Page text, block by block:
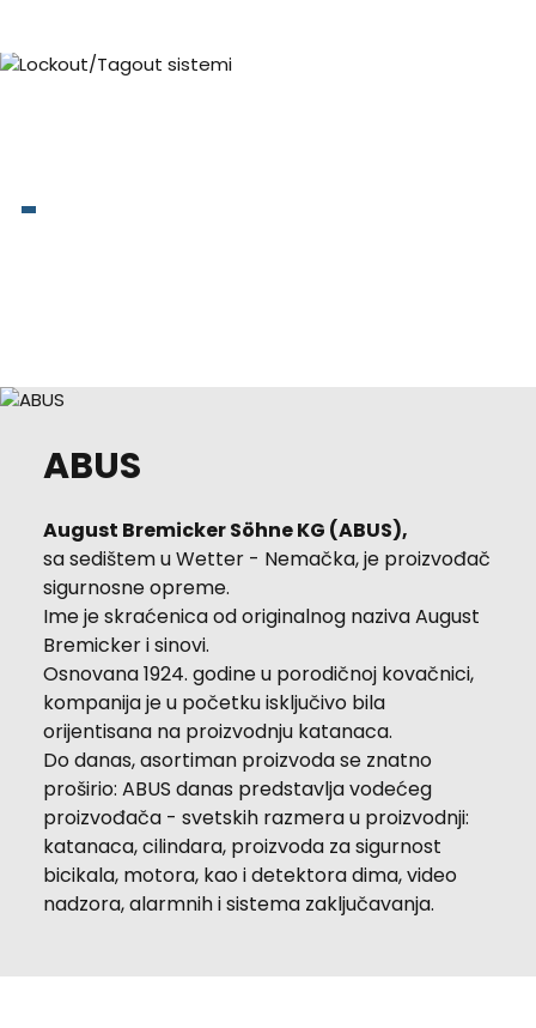
ABUS
August Bremicker Söhne KG (ABUS),
sa sedištem u Wetter - Nemačka, je proizvođač
sigurnosne opreme.
Ime je skraćenica od originalnog naziva August
Bremicker i sinovi.
Osnovana 1924. godine u porodičnoj kovačnici,
kompanija je u početku isključivo bila
orijentisana na proizvodnju katanaca.
Do danas, asortiman proizvoda se znatno
proširio: ABUS danas predstavlja vodećeg
proizvođača - svetskih razmera u proizvodnji:
katanaca, cilindara, proizvoda za sigurnost
bicikala, motora, kao i detektora dima, video
nadzora, alarmnih i sistema zaključavanja.